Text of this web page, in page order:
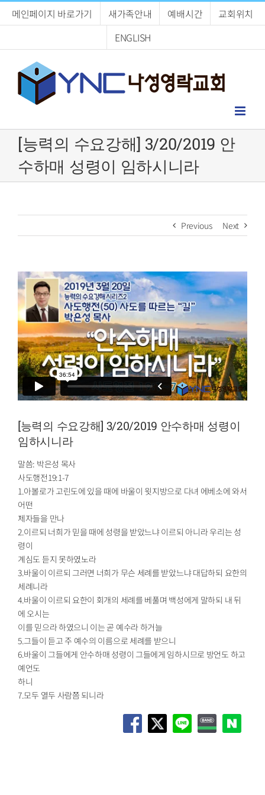
메인페이지 바로가기 새가족안내 예배시간
교회위치
ENGLISH
[능력의 수요강해] 3/20/2019 안
수하매 성령이 임하시니라
Previous Next
[능력의 수요강해] 3/20/2019 안수하매 성령이
임하시니라
말씀: 박은성 목사
사도행전19:1-7
1.아볼로가 고린도에 있을 때에 바울이 윗지방으로 다녀 에베소에 와서
어떤
제자들을 만나
2.이르되 너희가 믿을 때에 성령을 받았느냐 이르되 아니라 우리는 성
령이
계심도 듣지 못하였노라
3.바울이 이르되 그러면 너희가 무슨 세례를 받았느냐 대답하되 요한의
세례니라
4.바울이 이르되 요한이 회개의 세례를 베풀며 백성에게 말하되 내 뒤
에 오시는
이를 믿으라 하였으니 이는 곧 예수라 하거늘
5.그들이 듣고 주 예수의 이름으로 세례를 받으니
6.바울이 그들에게 안수하매 성령이 그들에게 임하시므로 방언도 하고
예언도
하니
7.모두 열두 사람쯤 되니라